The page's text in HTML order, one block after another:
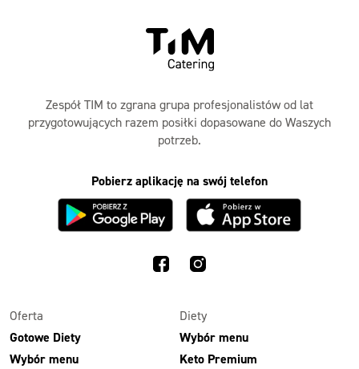
Zespół TIM to zgrana grupa profesjonalistów od lat
przygotowujących razem posiłki dopasowane do Waszych
potrzeb.
Pobierz aplikację na swój telefon
Oferta
Gotowe Diety
Wybór menu
Diety
Wybór menu
Keto Premium